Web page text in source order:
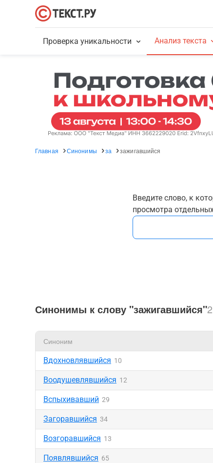
Проверка уникальности Анализ текста
Главная Синонимы за зажигавшийся
Введите слово, к
просмотра
Синонимы к слову "зажигавшийся"
Синоним
Вдохновлявшийся 10
Воодушевлявшийся 12
Вспыхивавший 29
Загоравшийся 34
Возгоравшийся 13
Появлявшийся 65